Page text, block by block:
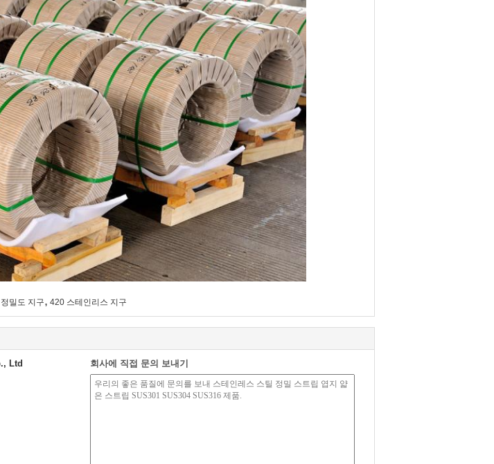
밀도 지구, 420 스테인리스 지구
Ltd 회사에 직접 문의 보내기